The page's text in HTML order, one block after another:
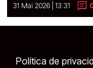
31 Mai 2026 | 13:31
Política de